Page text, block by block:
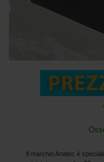
Il marchio Anatec è